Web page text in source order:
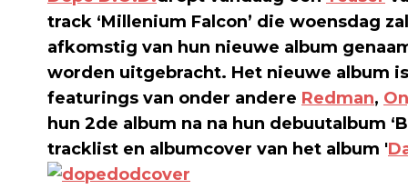
track ‘Millenium Falcon’ die woensdag
afkomstig van hun nieuwe album
worden uitgebracht. Het nieuwe album
featurings van onder andere Redman,
hun 2de album na na hun debuutalbum
tracklist en albumcover van het album '